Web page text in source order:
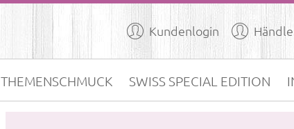
Kundenlogin
THEMENSCHMUCK SWISS SPECIAL EDITION